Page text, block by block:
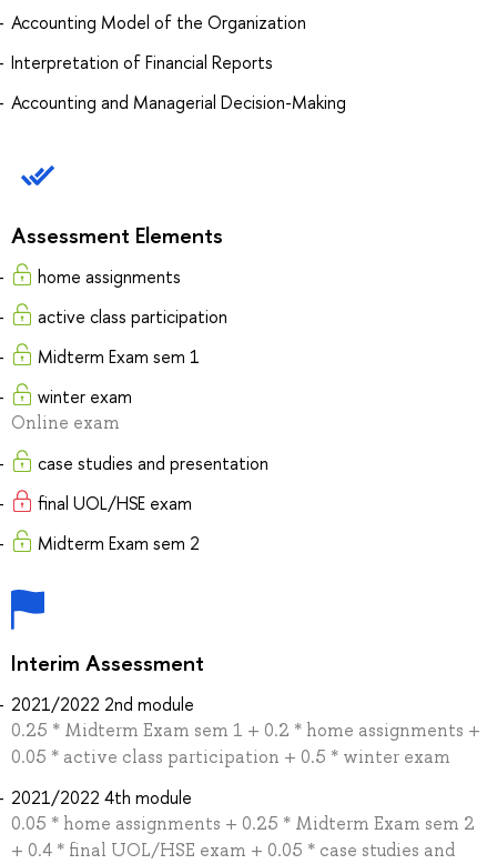
Accounting Model of the Organization
Interpretation of Financial Reports
Accounting and Managerial Decision-Making
Assessment Elements
home assignments
active class participation
Midterm Exam sem 1
winter exam
Online exam
case studies and presentation
final UOL/HSE exam
Midterm Exam sem 2
Interim Assessment
2021/2022 2nd module
0.25 * Midterm Exam sem 1 + 0.2 * home assignments +
0.05 * active class participation + 0.5 * winter exam
2021/2022 4th module
0.05 * home assignments + 0.25 * Midterm Exam sem 2
+ 0.4 * final UOL/HSE exam + 0.05 * case studies and